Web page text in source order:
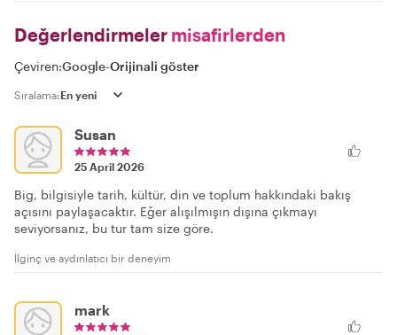
Değerlendirmeler misafirlerden
Çeviren:Google-Orijinali göster
Sıralama:
Susan
25 April 2026
Big, bilgisiyle tarih, kültür, din ve toplum hakkındaki bakış
açısını paylaşacaktır. Eğer alışılmışın dışına çıkmayı
seviyorsanız, bu tur tam size göre.
İlginç ve aydınlatıcı bir deneyim
mark